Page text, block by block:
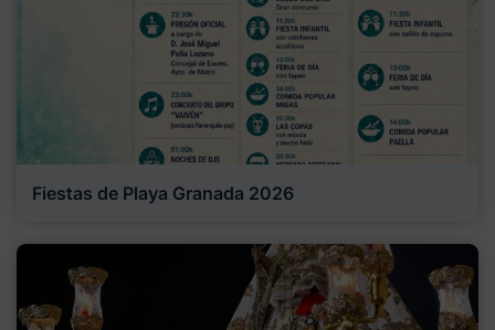
Fiestas de Playa Granada 2026